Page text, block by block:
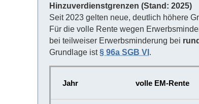
Hinzuverdienstgrenzen (Stand: 2025)
Seit 2023 gelten neue, deutlich höhere
Für die volle Rente wegen
bei teilweiser Erwerbsminderung bei
Grundlage ist§ 96a SGB VI .
Jahr volle EM-Rente